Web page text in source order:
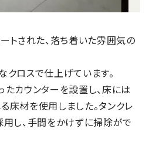
トされた、落ち着いた雰囲気の
ロスで仕上げています。
カウンターを設置し、床には
床材を使用しました。タンクレ
し、手間をかけずに掃除がで